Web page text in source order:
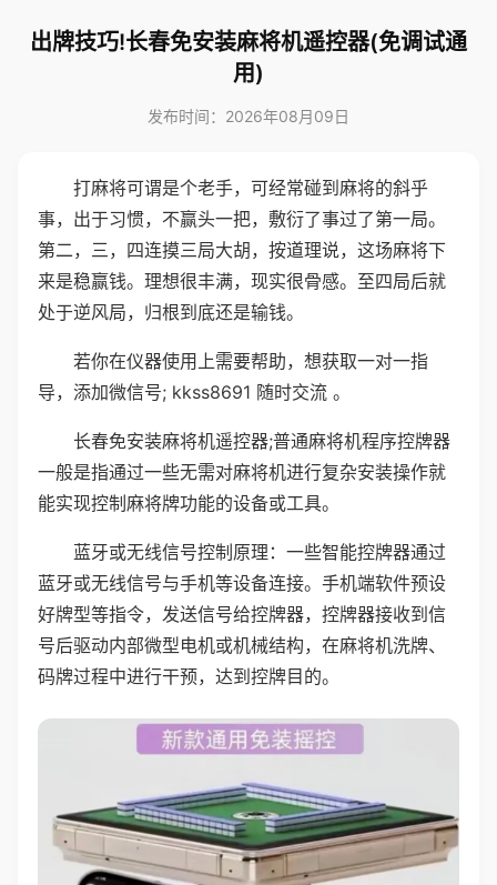
出牌技巧!长春免安装麻将机遥控器(免调试通
用)
发布时间：2026年08月09日
打麻将可谓是个老手，可经常碰到麻将的斜乎
事，出于习惯，不赢头一把，敷衍了事过了第一局。
第二，三，四连摸三局大胡，按道理说，这场麻将下
来是稳赢钱。理想很丰满，现实很骨感。至四局后就
处于逆风局，归根到底还是输钱。
若你在仪器使用上需要帮助，想获取一对一指
导，添加微信号; kkss8691 随时交流 。
长春免安装麻将机遥控器;普通麻将机程序控牌器
一般是指通过一些无需对麻将机进行复杂安装操作就
能实现控制麻将牌功能的设备或工具。
蓝牙或无线信号控制原理：一些智能控牌器通过
蓝牙或无线信号与手机等设备连接。手机端软件预设
好牌型等指令，发送信号给控牌器，控牌器接收到信
号后驱动内部微型电机或机械结构，在麻将机洗牌、
码牌过程中进行干预，达到控牌目的。